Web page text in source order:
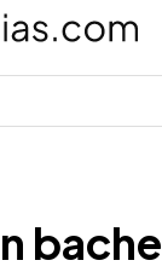
bache